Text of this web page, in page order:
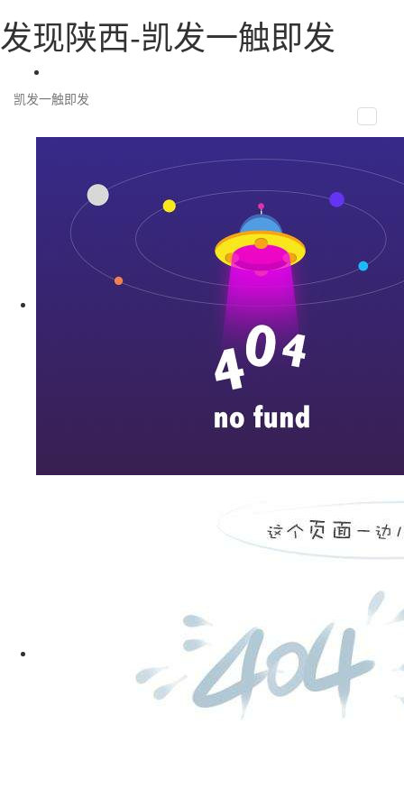
发现陕西-凯发一触即发
toggle
凯发一触即发